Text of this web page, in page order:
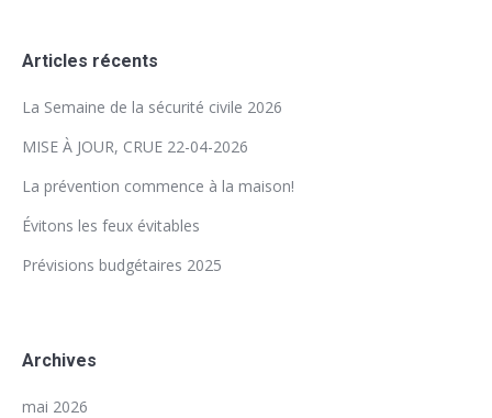
Articles récents
La Semaine de la sécurité civile 2026
MISE À JOUR, CRUE 22-04-2026
La prévention commence à la maison!
Évitons les feux évitables
Prévisions budgétaires 2025
Archives
mai 2026